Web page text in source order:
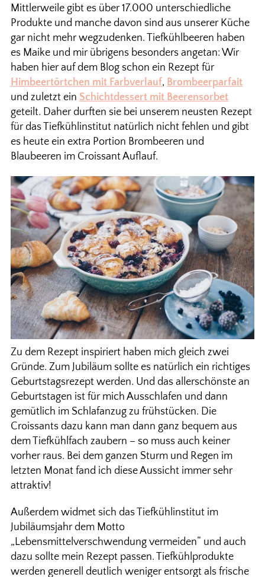
Mittlerweile gibt es über 17.000 unterschiedliche
Produkte und manche davon sind aus unserer Küche
gar nicht mehr wegzudenken. Tiefkühlbeeren haben
es Maike und mir übrigens besonders angetan: Wir
haben hier auf dem Blog schon ein Rezept für
Himbeertörtchen mit Farbverlauf, Brombeerparfait
und zuletzt ein Schichtdessert mit Beerensorbet
geteilt. Daher durften sie bei unserem neusten Rezept
für das Tiefkühlinstitut natürlich nicht fehlen und gibt
es heute ein extra Portion Brombeeren und
Blaubeeren im Croissant Auflauf.
Zu dem Rezept inspiriert haben mich gleich zwei
Gründe. Zum Jubiläum sollte es natürlich ein richtiges
Geburtstagsrezept werden. Und das allerschönste an
Geburtstagen ist für mich Ausschlafen und dann
gemütlich im Schlafanzug zu frühstücken. Die
Croissants dazu kann man dann ganz bequem aus
dem Tiefkühlfach zaubern – so muss auch keiner
vorher raus. Bei dem ganzen Sturm und Regen im
letzten Monat fand ich diese Aussicht immer sehr
attraktiv!
Außerdem widmet sich das Tiefkühlinstitut im
Jubiläumsjahr dem Motto
„Lebensmittelverschwendung vermeiden“ und auch
dazu sollte mein Rezept passen. Tiefkühlprodukte
werden generell deutlich weniger entsorgt als frische